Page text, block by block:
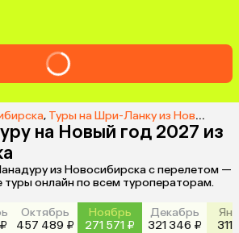
, Туры на Шри-Ланку из Новосибирска
на Новый год 2027 из
из Новосибирска с перелетом —
туры онлайн по всем туроператорам.
Октябрь
457 489 ₽
Ноябрь
271 571 ₽
Декабрь
321 346 ₽
311